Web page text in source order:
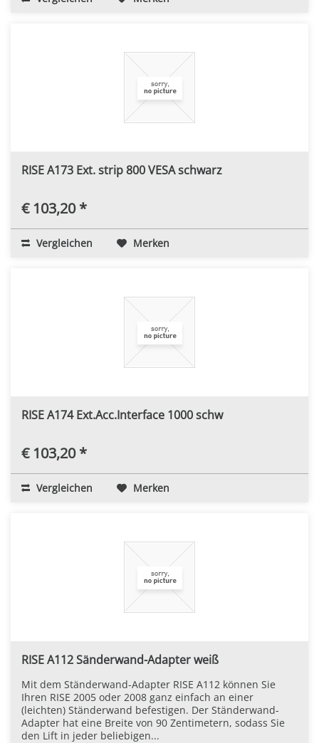
RISE A173 Ext. strip 800 VESA schwarz
€ 103,20 *
Vergleichen Merken
RISE A174 Ext.Acc.Interface 1000 schw
€ 103,20 *
Vergleichen Merken
RISE A112 Sänderwand-Adapter weiß
Mit dem Ständerwand-Adapter RISE A112 können Sie
Ihren RISE 2005 oder 2008 ganz einfach an einer
(leichten) Ständerwand befestigen. Der Ständerwand-
Adapter hat eine Breite von 90 Zentimetern, sodass Sie
den Lift in jeder beliebigen...